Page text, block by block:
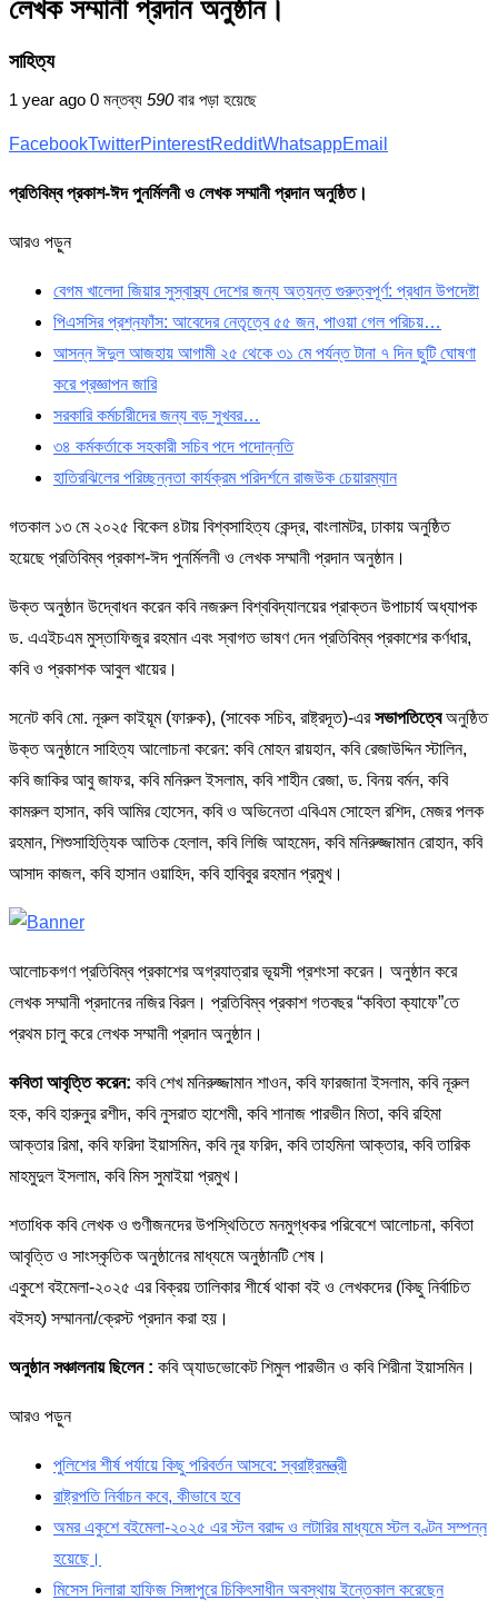
লেখক সম্মানী প্রদান অনুষ্ঠান।
সাহিত্য
1 year ago 0 মন্তব্য 590বার পড়া হয়েছে
FacebookTwitterPinterestRedditWhatsappEmail
প্রতিবিম্ব প্রকাশ-ঈদ পুনর্মিলনী ও লেখক সম্মানী প্রদান অনুষ্ঠিত।
আরও পড়ুন
বেগম খালেদা জিয়ার সুস্বাস্থ্য দেশের জন্য অত্যন্ত গুরুত্বপূর্ণ: প্রধান উপদেষ্টা
পিএসসির প্রশ্নফাঁস: আবেদের নেতৃত্বে ৫৫ জন, পাওয়া গেল পরিচয়…
আসন্ন ঈদুল আজহায় আগামী ২৫ থেকে ৩১ মে পর্যন্ত টানা ৭ দিন ছুটি ঘোষণা
করে প্রজ্ঞাপন জারি
সরকারি কর্মচারীদের জন্য বড় সুখবর…
৩৪ কর্মকর্তাকে সহকারী সচিব পদে পদোন্নতি
হাতিরঝিলের পরিচ্ছন্নতা কার্যক্রম পরিদর্শনে রাজউক চেয়ারম্যান
গতকাল ১৩ মে ২০২৫ বিকেল ৪টায় বিশ্বসাহিত্য কেন্দ্র, বাংলামটর, ঢাকায় অনুষ্ঠিত
হয়েছে প্রতিবিম্ব প্রকাশ-ঈদ পুনর্মিলনী ও লেখক সম্মানী প্রদান অনুষ্ঠান।
উক্ত অনুষ্ঠান উদ্বোধন করেন কবি নজরুল বিশ্ববিদ্যালয়ের প্রাক্তন উপাচার্য অধ্যাপক
ড. এএইচএম মুস্তাফিজুর রহমান এবং স্বাগত ভাষণ দেন প্রতিবিম্ব প্রকাশের কর্ণধার,
কবি ও প্রকাশক আবুল খায়ের।
সনেট কবি মো. নূরুল কাইয়ূম (ফারুক), (সাবেক সচিব, রাষ্ট্রদূত)-এরসভাপতিত্বেঅনুষ্ঠিত
উক্ত অনুষ্ঠানে সাহিত্য আলোচনা করেন: কবি মোহন রায়হান, কবি রেজাউদ্দিন স্টালিন,
কবি জাকির আবু জাফর, কবি মনিরুল ইসলাম, কবি ‎শাহীন রেজা, ‎ড. বিনয় বর্মন, কবি
কামরুল হাসান, কবি আমির হোসেন, কবি ও অভিনেতা এবিএম সোহেল রশিদ, মেজর পলক
রহমান, শিশুসাহিত্যিক আতিক হেলাল, কবি লিজি আহমেদ, কবি মনিরুজ্জামান রোহান, কবি
আসাদ কাজল, কবি হাসান ওয়াহিদ, কবি হাবিবুর রহমান প্রমুখ।
আলোচকগণ প্রতিবিম্ব প্রকাশের অগ্রযাত্রার ভূয়সী প্রশংসা করেন। অনুষ্ঠান করে
লেখক সম্মানী প্রদানের নজির বিরল। প্রতিবিম্ব প্রকাশ গতবছর “কবিতা ক্যাফে”তে
প্রথম চালু করে লেখক সম্মানী প্রদান অনুষ্ঠান।
কবিতা আবৃত্তি করেন: কবি শেখ মনিরুজ্জামান শাওন, কবি ফারজানা ইসলাম, কবি নূরুল
হক, কবি হারুনুর রশীদ, কবি নুসরাত হাশেমী, কবি শানাজ পারভীন মিতা, কবি রহিমা
আক্তার রিমা, কবি ফরিদা ইয়াসমিন, কবি নূর ফরিদ, কবি তাহমিনা আক্তার, কবি তারিক
মাহমুদুল ইসলাম, কবি মিস সুমাইয়া প্রমুখ।
শতাধিক কবি লেখক ও গুণীজনদের উপস্থিতিতে মনমুগ্ধকর পরিবেশে আলোচনা, কবিতা
আবৃত্তি ও সাংস্কৃতিক অনুষ্ঠানের মাধ্যমে অনুষ্ঠানটি শেষ।
একুশে বইমেলা-২০২৫ এর বিক্রয় তালিকার শীর্ষে থাকা বই ও লেখকদের (কিছু নির্বাচিত
বইসহ) সম্মাননা/ক্রেস্ট প্রদান করা হয়।
অনুষ্ঠান সঞ্চালনায় ছিলেন : কবি অ্যাডভোকেট শিমুল পারভীন ও কবি শিরীনা ইয়াসমিন।
আরও পড়ুন
পুলিশের শীর্ষ পর্যায়ে কিছু পরিবর্তন আসবে: স্বরাষ্ট্রমন্ত্রী
রাষ্ট্রপতি নির্বাচন কবে, কীভাবে হবে
অমর একুশে বইমেলা-২০২৫ এর স্টল বরাদ্দ ও লটারির মাধ্যমে স্টল বণ্টন সম্পন্ন
হয়েছে।
মিসেস দিলারা হাফিজ সিঙ্গাপুরে চিকিৎসাধীন অবস্থায় ইন্তেকাল করেছেন